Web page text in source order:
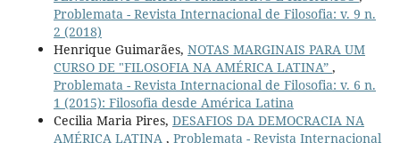
Problemata - Revista Internacional de Filosofia: v. 9 n.
2 (2018)
Henrique Guimarães, NOTAS MARGINAIS PARA UM
CURSO DE "FILOSOFIA NA AMÉRICA LATINA” ,
Problemata - Revista Internacional de Filosofia: v. 6 n.
1 (2015): Filosofia desde América Latina
Cecilia Maria Pires, DESAFIOS DA DEMOCRACIA NA
AMÉRICA LATINA , Problemata - Revista Internacional